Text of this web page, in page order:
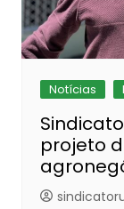
Notícias
projeto